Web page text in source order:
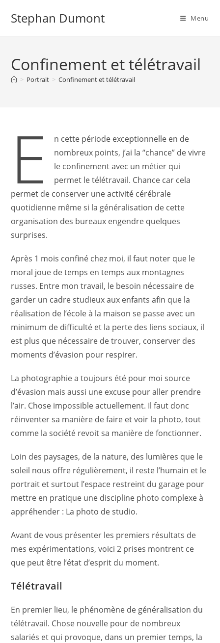
Stephan Dumont Menu
Confinement et télétravail
> Portrait > Confinement et télétravail
E
n cette période exceptionnelle en de
nombreux points, j’ai la “chance” de vivre
le confinement avec un métier qui
permet le télétravail. Chance car cela
permet de conserver une activité cérébrale
quotidienne même si la généralisation de cette
organisation des bureaux engendre quelques
surprises.
Après 1 mois confiné chez moi, il faut noter que le
moral joue de temps en temps aux montagnes
russes. Entre mon travail, le besoin nécessaire de
garder un cadre studieux aux enfants afin que la
réalisation de l’école à la maison se passe avec un
minimum de difficulté et la perte des liens sociaux, il
est plus que nécessaire de trouver, conserver des
moments d’évasion pour respirer.
La photographie a toujours été pour moi source
d’évasion mais aussi une excuse pour aller prendre
l’air. Chose impossible actuellement. Il faut donc
réinventer sa manière de faire et voir la photo, tout
comme la société revoit sa manière de fonctionner.
Loin des paysages, de la nature, des lumières que le
soleil nous offre régulièrement, il reste l’humain et le
portrait et surtout l’espace restreint du garage pour
mettre en pratique une discipline photo complexe à
appréhender : La photo de studio.
Avant de vous présenter les premiers résultats de
mes expérimentations, voici 2 prises montrent ce
que peut être l’état d’esprit du moment.
Télétravail
En premier lieu, le phénomène de généralisation du
télétravail. Chose nouvelle pour de nombreux
salariés et qui provoque, dans un premier temps, la